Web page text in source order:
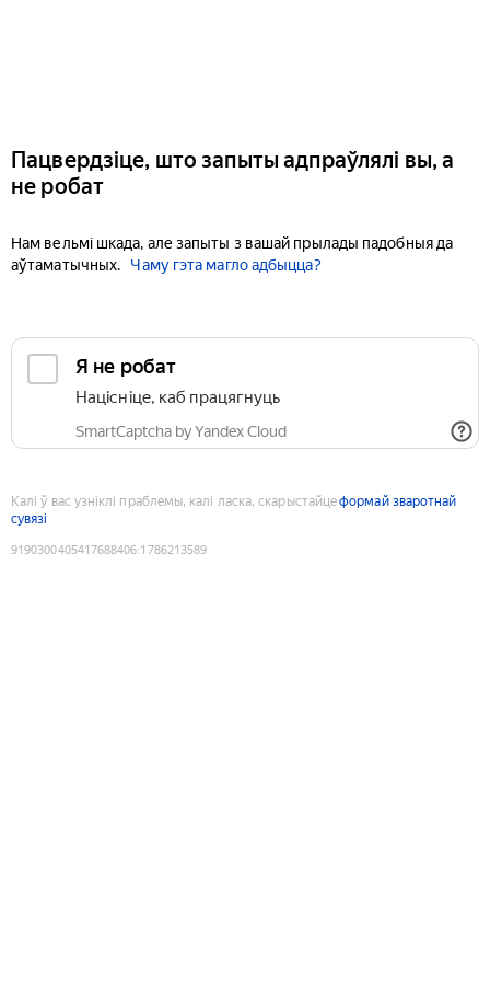
Пацвердзіце, што запыты адпраўлялі вы, а
не робат
Нам вельмі шкада, але запыты з вашай прылады падобныя да
аўтаматычных.
Чаму гэта магло адбыцца?
Я не робат
Націсніце, каб працягнуць
SmartCaptcha by Yandex Cloud
Калі ў вас узніклі праблемы, калі ласка, скарыстайцеформай зваротнай
сувязі
9190300405417688406:1786213589